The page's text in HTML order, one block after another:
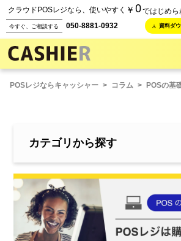
クラウドPOSレジなら、使いやすく ￥ 0ではじめら
今すぐ、ご相談する 050-8881-0932 資料ダ
POSレジならキャッシャー > コラム > POSの基
カテゴリから探す